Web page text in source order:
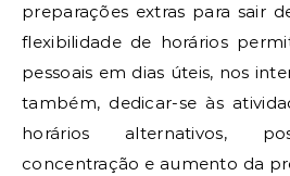
preparações extras para sair
flexibilidade de horários
pessoais em dias úteis, nos
também, dedicar-se às
horários alternativos,
concentração e aumento da